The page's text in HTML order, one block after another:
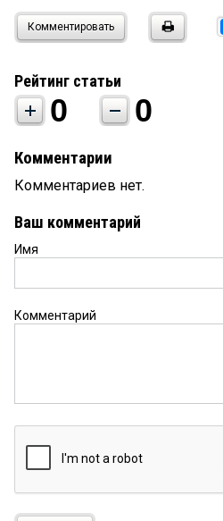
Комментировать
Рейтинг статьи
0 0
Комментарии
Комментариев нет.
Ваш комментарий
Имя
Комментарий